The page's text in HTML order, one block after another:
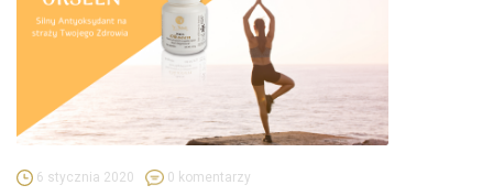
6 stycznia 2020 0 komentarzy